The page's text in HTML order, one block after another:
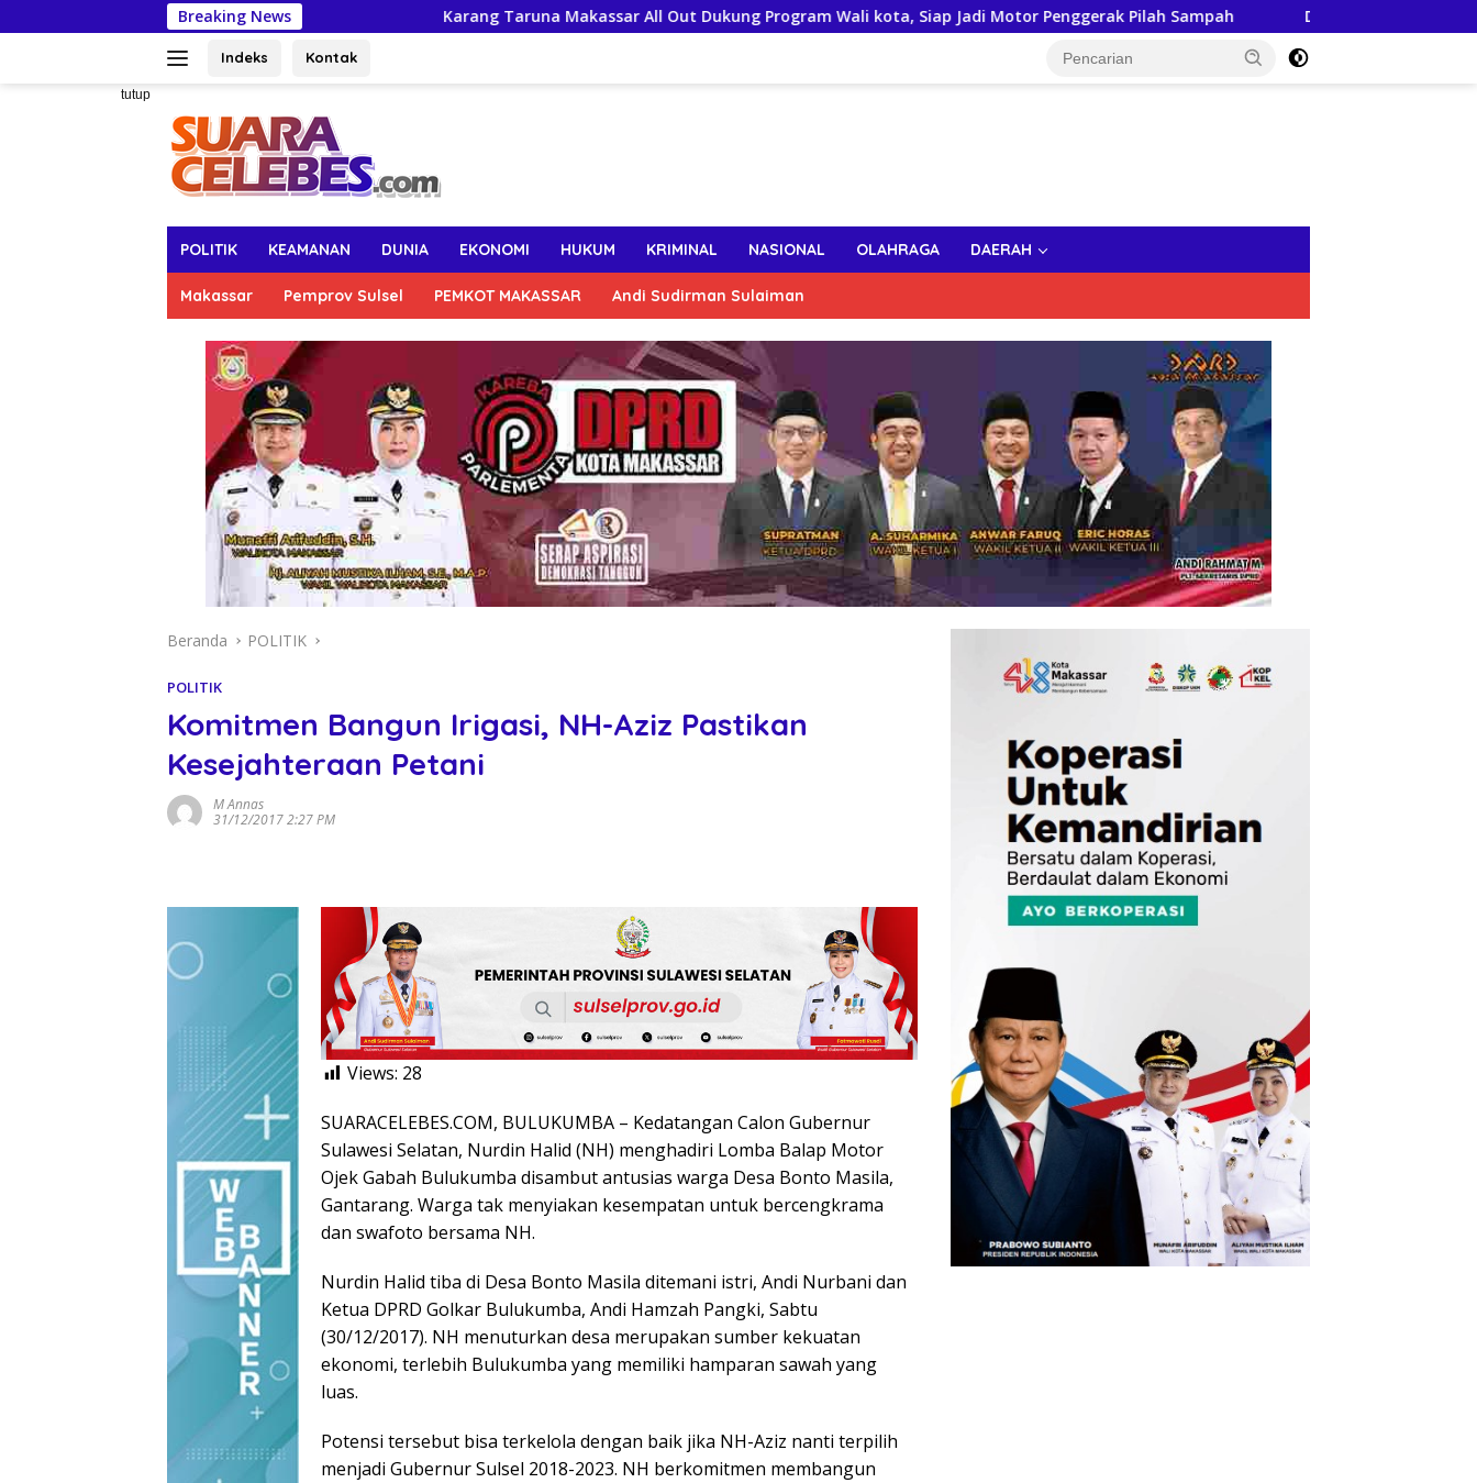
ke
Breaking NewsKarang Taruna Makassar All Out Dukung Program Wali kota, Siap Jadi Motor Penggerak Pilah Sampah DWP Makassar dan Bhayangkari Brimob
Indeks Kontak
tutup
POLITIK KEAMANAN DUNIA EKONOMI HUKUM KRIMINAL NASIONAL OLAHRAGA DAERAH
Makassar Pemprov Sulsel PEMKOT MAKASSAR Andi Sudirman Sulaiman
Beranda POLITIK
POLITIK
Komitmen Bangun Irigasi, NH-Aziz Pastikan
Kesejahteraan Petani
M Annas
31/12/2017 2:27 PM
Views: 28
SUARACELEBES.COM, BULUKUMBA – Kedatangan Calon Gubernur
Sulawesi Selatan, Nurdin Halid (NH) menghadiri Lomba Balap Motor
Ojek Gabah Bulukumba disambut antusias warga Desa Bonto Masila,
Gantarang. Warga tak menyiakan kesempatan untuk bercengkrama
dan swafoto bersama NH.
Nurdin Halid tiba di Desa Bonto Masila ditemani istri, Andi Nurbani dan
Ketua DPRD Golkar Bulukumba, Andi Hamzah Pangki, Sabtu
(30/12/2017). NH menuturkan desa merupakan sumber kekuatan
ekonomi, terlebih Bulukumba yang memiliki hamparan sawah yang
luas.
Potensi tersebut bisa terkelola dengan baik jika NH-Aziz nanti terpilih
menjadi Gubernur Sulsel 2018-2023. NH berkomitmen membangun